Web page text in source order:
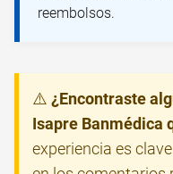
reembolsos.
⚠️ ¿Encontraste
Isapre Banmédica
experiencia es